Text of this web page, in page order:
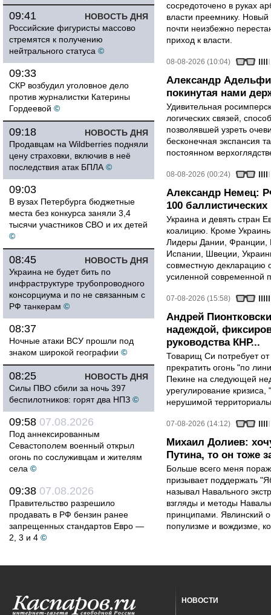
НОВОСТЬ ДНЯ
09:41
Российские фигуристы массово
стремятся к получению
нейтрального статуса ©
09:33
СКР возбудил уголовное дело
против журналистки Катерины
Гордеевой ©
НОВОСТЬ ДНЯ
09:18
Продавцам на Wildberries подняли
цену страховки, включив в неё
последствия атак БПЛА ©
09:03
В вузах Петербурга бюджетные
места без конкурса заняли 3,4
тысячи участников СВО и их детей
©
НОВОСТЬ ДНЯ
08:45
Украина не будет бить по
инфраструктуре трубопроводного
консорциума и по не связанным с
РФ танкерам ©
08:37
Ночные атаки ВСУ прошли под
знаком широкой географии ©
НОВОСТЬ ДНЯ
08:25
Силы ПВО сбили за ночь 397
беспилотников: горят два НПЗ ©
09:58 07.08.2026
Под аннексированным
Севастополем военный открыл
огонь по сослуживцам и жителям
села ©
09:38 07.08.2026
Правительство разрешило
продавать в РФ бензин ранее
запрещенных стандартов Евро —
2, 3 и 4 ©
сосредоточено в руках
власти преемнику.
почти неизбежно
приход к власти.
08-08-2026 (10:04)
Александр
покинутая нами
Удивительная
логических связей,
позволявшей узреть
бесконечная экспансия
постоянном
08-08-2026 (00:24)
Александр Немец:
100 баллистических
Украина и девять стран
коалицию. Кроме
Лидеры Дании, Франции,
Испании, Швеции,
совместную декларацию
усиленной современной
07-08-2026 (15:58)
Андрей
надеждой,
руководства КНР...
Товарищ Си потребует
прекратить огонь "по
Пекине на следующей
урегулирование
нерушимой
07-08-2026 (14:12)
Михаил Долиев:
Путина, то он тоже
Больше всего меня
призывает поддержать
называл Навального
взгляды и методы
принципами. Явлинский
популизме и вождизме,
НОВОСТИ